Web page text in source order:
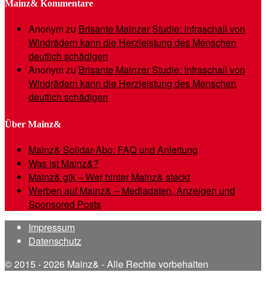
Mainz& Kommentare
Anonymzu Brisante Mainzer Studie: Infraschall von
Windrädern kann die Herzleistung des Menschen
deutlich schädigen
Anonymzu Brisante Mainzer Studie: Infraschall von
Windrädern kann die Herzleistung des Menschen
deutlich schädigen
Über Mainz&
Mainz& Solidar-Abo: FAQ und Anleitung
Was ist Mainz&?
Mainz& gik – Wer hinter Mainz& steckt
Werben auf Mainz& – Mediadaten, Anzeigen und
Sponsored Posts
Impressum
Datenschutz
© 2015 - 2026 Mainz& - Alle Rechte vorbehalten